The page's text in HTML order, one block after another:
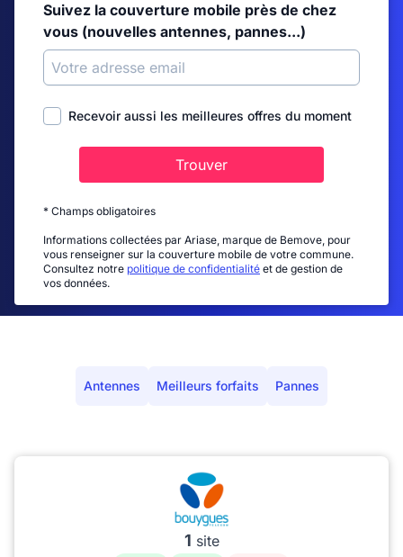
Suivez la couverture mobile près de chez
vous (nouvelles antennes, pannes...)
Recevoir aussi les meilleures offres du moment
Trouver
* Champs obligatoires
Informations collectées par Ariase, marque de Bemove, pour
vous renseigner sur la couverture mobile de votre commune.
Consultez notre politique de confidentialité et de gestion de
vos données.
Antennes Meilleurs forfaits Pannes
1 site